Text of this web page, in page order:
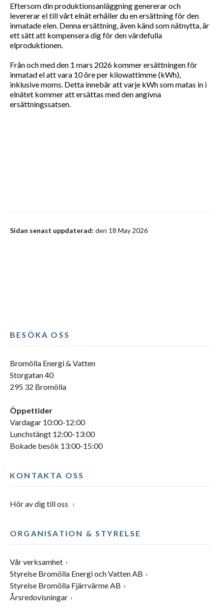
Eftersom din produktionsanläggning genererar och
levererar el till vårt elnät erhåller du en ersättning för den
inmatade elen. Denna ersättning, även känd som nätnytta, är
ett sätt att kompensera dig för den värdefulla
elproduktionen.
Från och med den 1 mars 2026 kommer ersättningen för
inmatad el att vara 10 öre per kilowattimme (kWh),
inklusive moms. Detta innebär att varje kWh som matas in i
elnätet kommer att ersättas med den angivna
ersättningssatsen.
Sidan senast uppdaterad: den 18 May 2026
BESÖKA OSS
Bromölla Energi & Vatten
Storgatan 40
295 32 Bromölla
Öppettider
Vardagar 10:00-12:00
Lunchstängt 12:00-13:00
Bokade besök 13:00-15:00
KONTAKTA OSS
Hör av dig till oss
ORGANISATION & STYRELSE
Vår verksamhet
Styrelse Bromölla Energi och Vatten AB
Styrelse Bromölla Fjärrvärme AB
Årsredovisningar